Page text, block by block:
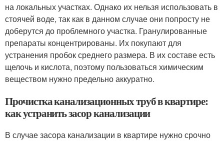
на локальных участках. Однако их нельзя использовать в
стоячей воде, так как в данном случае они попросту не
доберутся до проблемного участка. Гранулированные
препараты концентрированы. Их покупают для
устранения пробок среднего размера. В их составе есть
щелочь и кислота, поэтому пользоваться химическим
веществом нужно предельно аккуратно.
Прочистка канализационных труб в квартире:
как устранить засор канализации
В случае засора канализации в квартире нужно срочно